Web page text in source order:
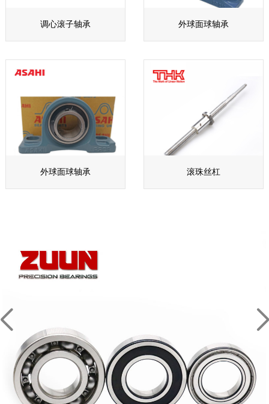
调心滚子轴承 外球面球轴承
外球面球轴承 滚珠丝杠